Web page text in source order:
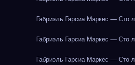
Габриэль Гарсиа Маркес — Сто
Габриэль Гарсиа Маркес — Сто
Габриэль Гарсиа Маркес — Сто